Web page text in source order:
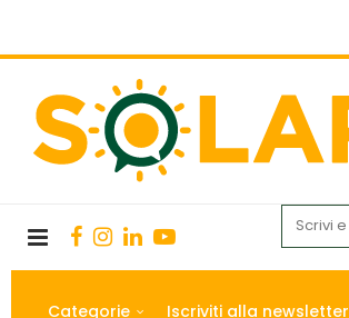
Categorie Iscriviti alla newsletter